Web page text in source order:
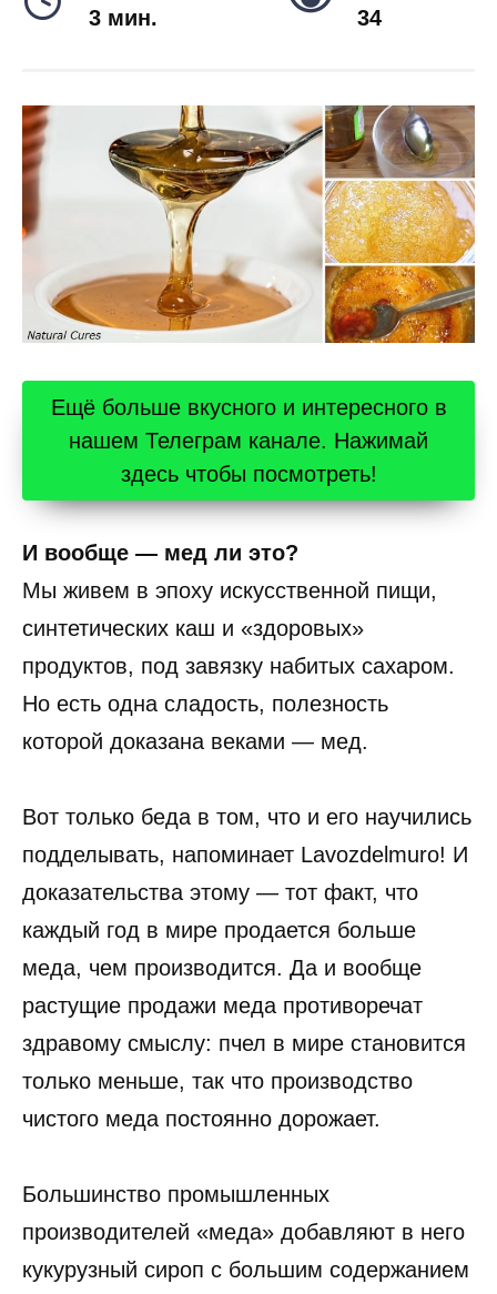
3 мин. 34
Ещё больше вкусного и интересного в
нашем Телеграм канале. Нажимай
здесь чтобы посмотреть!
И вообще — мед ли это?
Мы живем в эпоху искусственной пищи,
синтетических каш и «здоровых»
продуктов, под завязку набитых сахаром.
Но есть одна сладость, полезность
которой доказана веками — мед.
Вот только беда в том, что и его научились
подделывать, напоминает Lavozdelmuro! И
доказательства этому — тот факт, что
каждый год в мире продается больше
меда, чем производится. Да и вообще
растущие продажи меда противоречат
здравому смыслу: пчел в мире становится
только меньше, так что производство
чистого меда постоянно дорожает.
Большинство промышленных
производителей «меда» добавляют в него
кукурузный сироп с большим содержанием